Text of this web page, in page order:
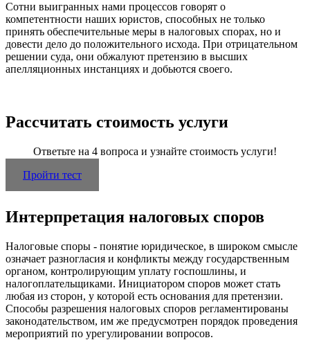
Сотни выигранных нами процессов говорят о
компетентности наших юристов, способных не только
принять обеспечительные меры в налоговых спорах, но и
довести дело до положительного исхода. При отрицательном
решении суда, они обжалуют претензию в высших
апелляционных инстанциях и добьются своего.
Рассчитать стоимость услуги
Ответьте на 4 вопроса и узнайте стоимость услуги!
Пройти тест
Интерпретация налоговых споров
Налоговые споры - понятие юридическое, в широком смысле
означает разногласия и конфликты между государственным
органом, контролирующим уплату госпошлины, и
налогоплательщиками. Инициатором споров может стать
любая из сторон, у которой есть основания для претензии.
Способы разрешения налоговых споров регламентированы
законодательством, им же предусмотрен порядок проведения
мероприятий по урегулировании вопросов.